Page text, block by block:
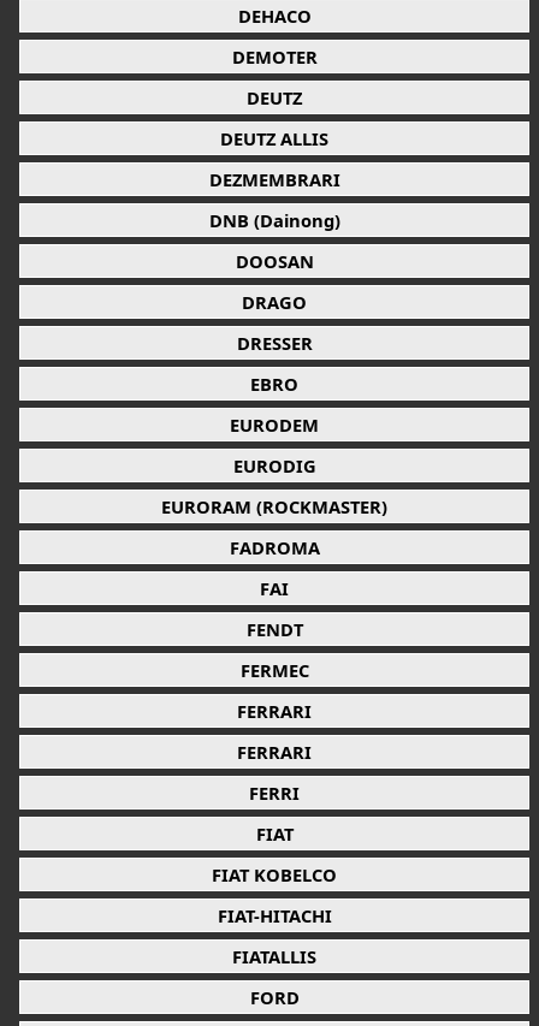
DEHACO
DEMOTER
DEUTZ
DEUTZ ALLIS
DEZMEMBRARI
DNB (Dainong)
DOOSAN
DRAGO
DRESSER
EBRO
EURODEM
EURODIG
EURORAM (ROCKMASTER)
FADROMA
FAI
FENDT
FERMEC
FERRARI
FERRARI
FERRI
FIAT
FIAT KOBELCO
FIAT-HITACHI
FIATALLIS
FORD